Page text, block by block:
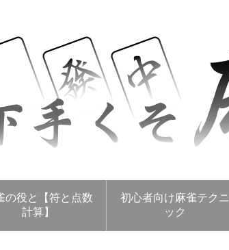
の役と【符と点数
計算】
初心者向け麻雀テクニ
ック